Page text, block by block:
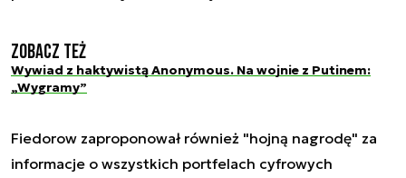
Zobacz też
Wywiad z haktywistą Anonymous. Na wojnie z Putinem:
„Wygramy”
Fiedorow zaproponował również "hojną nagrodę" za
informacje o wszystkich portfelach cyfrowych